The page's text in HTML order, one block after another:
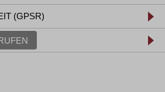
(GPSR)